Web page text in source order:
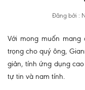
Đăng bởi :
Với mong muốn mang
trọng cho quý ông,
giản, tính ứng dụng
tự tin và nam tính.